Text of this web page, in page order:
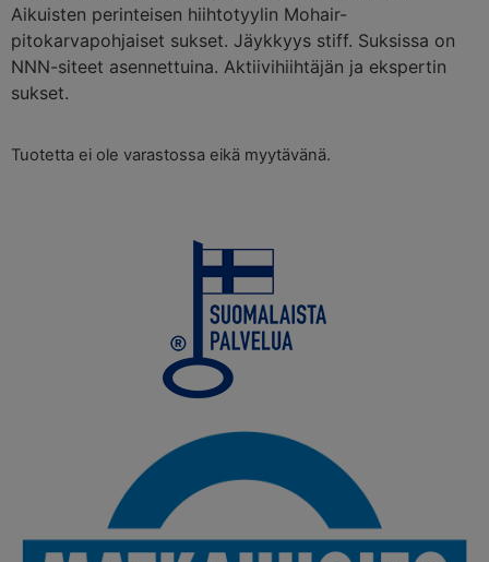
Aikuisten perinteisen hiihtotyylin Mohair-
pitokarvapohjaiset sukset. Jäykkyys stiff. Suksissa on
NNN-siteet asennettuina. Aktiivihiihtäjän ja ekspertin
sukset.
Tuotetta ei ole varastossa eikä myytävänä.